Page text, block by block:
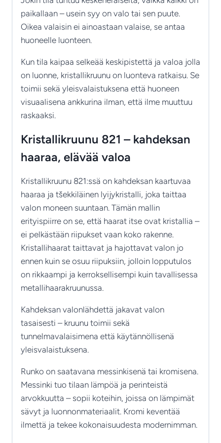
paikallaan – usein syy on valo tai sen puute.
Oikea valaisin ei ainoastaan valaise, se antaa
huoneelle luonteen.
Kun tila kaipaa selkeää keskipistettä ja valoa jolla
on luonne, kristallikruunu on luonteva ratkaisu. Se
toimii sekä yleisvalaistuksena että huoneen
visuaalisena ankkurina ilman, että ilme muuttuu
raskaaksi.
Kristallikruunu 821 – kahdeksan
haaraa, elävää valoa
Kristallikruunu 821:ssä on kahdeksan kaartuvaa
haaraa ja tšekkiläinen lyijykristalli, joka taittaa
valon moneen suuntaan. Tämän mallin
erityispiirre on se, että haarat itse ovat kristallia –
ei pelkästään riipukset vaan koko rakenne.
Kristallihaarat taittavat ja hajottavat valon jo
ennen kuin se osuu riipuksiin, jolloin lopputulos
on rikkaampi ja kerroksellisempi kuin tavallisessa
metallihaarakruunussa.
Kahdeksan valonlähdettä jakavat valon
tasaisesti – kruunu toimii sekä
tunnelmavalaisimena että käytännöllisenä
yleisvalaistuksena.
Runko on saatavana messinkisenä tai kromisena.
Messinki tuo tilaan lämpöä ja perinteistä
arvokkuutta – sopii koteihin, joissa on lämpimät
sävyt ja luonnonmateriaalit. Kromi keventää
ilmettä ja tekee kokonaisuudesta modernimman.